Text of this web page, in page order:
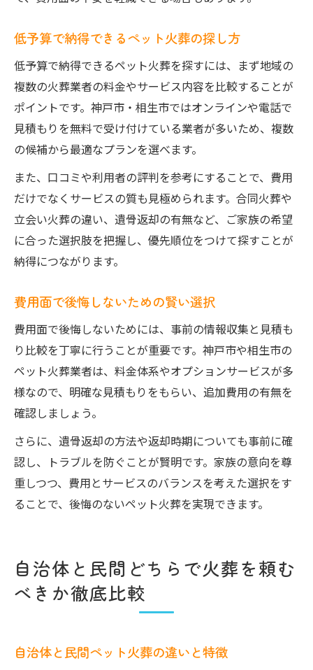
低予算で納得できるペット火葬の探し方
低予算で納得できるペット火葬を探すには、まず地域の
複数の火葬業者の料金やサービス内容を比較することが
ポイントです。神戸市・相生市ではオンラインや電話で
見積もりを無料で受け付けている業者が多いため、複数
の候補から最適なプランを選べます。
また、口コミや利用者の評判を参考にすることで、費用
だけでなくサービスの質も見極められます。合同火葬や
立会い火葬の違い、遺骨返却の有無など、ご家族の希望
に合った選択肢を把握し、優先順位をつけて探すことが
納得につながります。
費用面で後悔しないための賢い選択
費用面で後悔しないためには、事前の情報収集と見積も
り比較を丁寧に行うことが重要です。神戸市や相生市の
ペット火葬業者は、料金体系やオプションサービスが多
様なので、明確な見積もりをもらい、追加費用の有無を
確認しましょう。
さらに、遺骨返却の方法や返却時期についても事前に確
認し、トラブルを防ぐことが賢明です。家族の意向を尊
重しつつ、費用とサービスのバランスを考えた選択をす
ることで、後悔のないペット火葬を実現できます。
自治体と民間どちらで火葬を頼む
べきか徹底比較
自治体と民間ペット火葬の違いと特徴